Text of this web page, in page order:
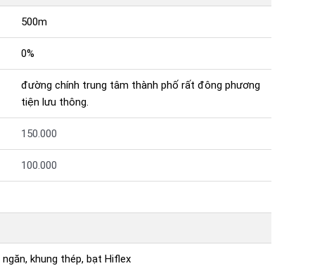
500m
0%
đường chính trung tâm thành phố rất đông phương
tiện lưu thông.
150.000
100.000
ngăn, khung thép, bạt Hiflex